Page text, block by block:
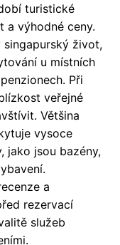
turistické
a výhodné ceny.
život,
u místních
Při
veřejné
Většina
vysoce
jako jsou bazény,
a
rezervací
služeb